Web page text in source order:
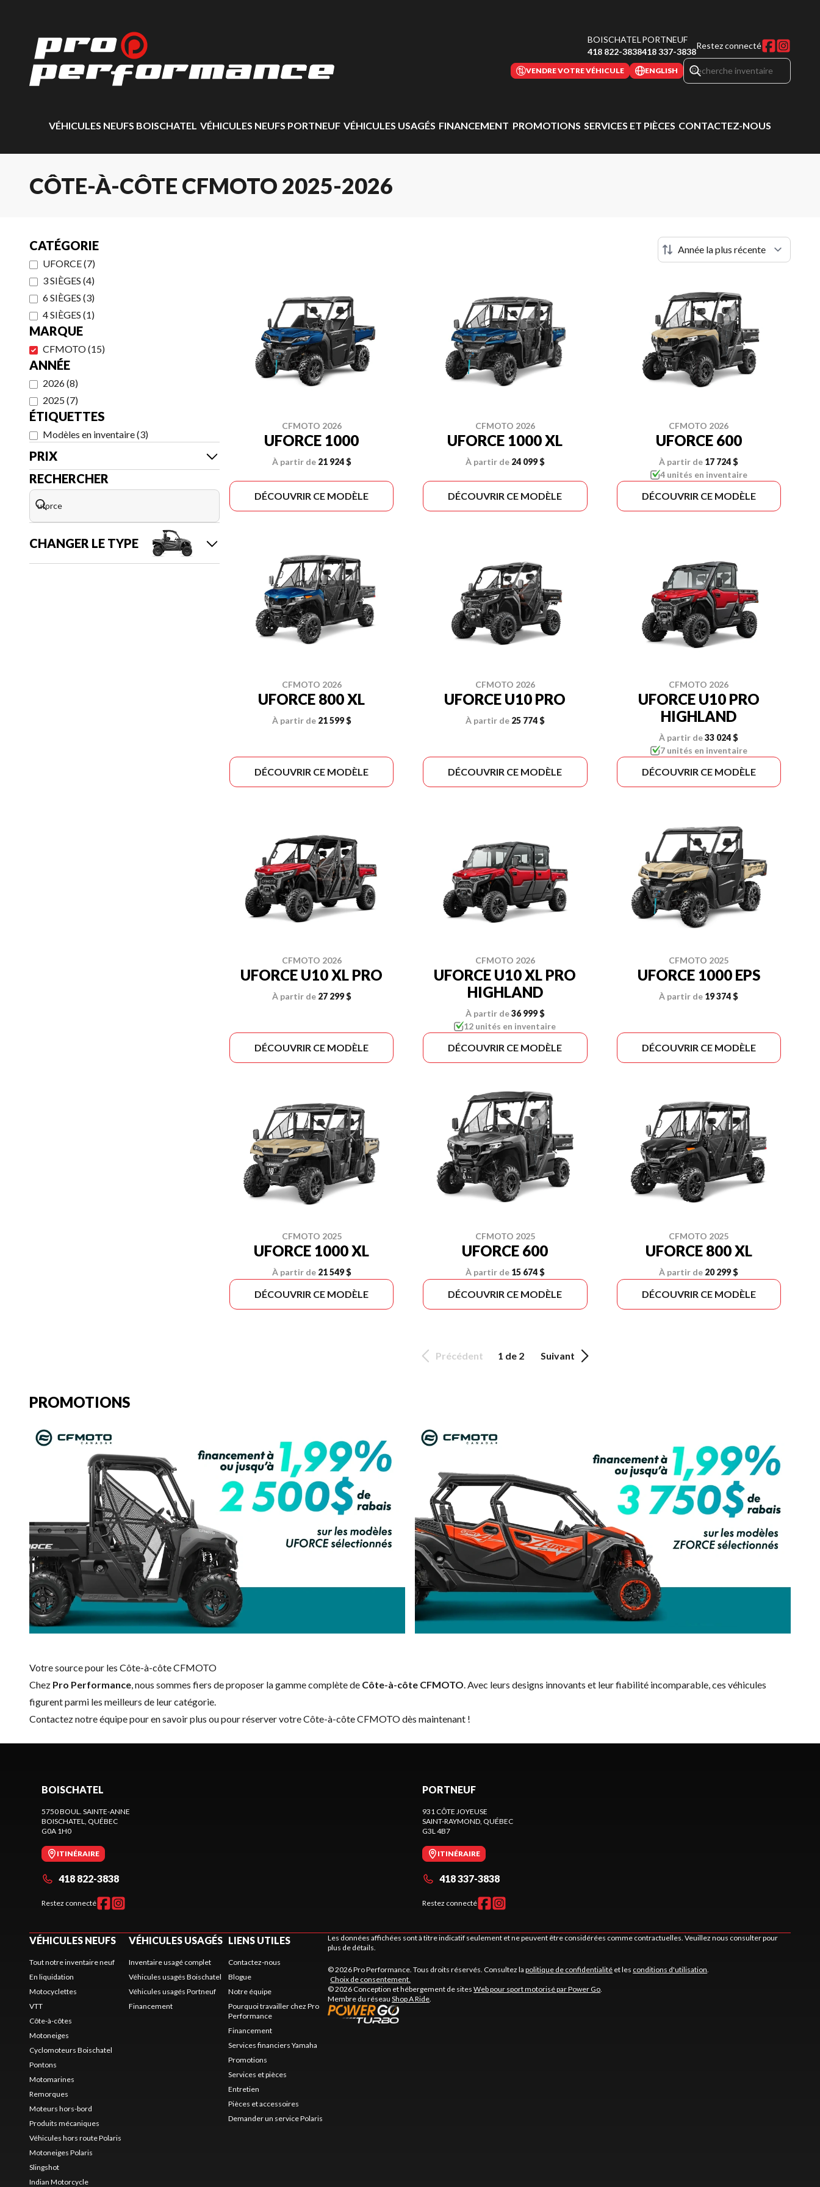
BOISCHATEL
418 822-3838
PORTNEUF
418 337-3838
Restez connecté
VENDRE VOTRE VÉHICULE ENGLISH
VÉHICULES NEUFS BOISCHATEL VÉHICULES NEUFS PORTNEUF VÉHICULES USAGÉS FINANCEMENT PROMOTIONS SERVICES ET PIÈCES CONTACTEZ-NOUS
CÔTE-À-CÔTE CFMOTO 2025-2026
CATÉGORIE
UFORCE(7)
3 SIÈGES (4)
6 SIÈGES (3)
4 SIÈGES (1)
MARQUE
CFMOTO(15)
ANNÉE
2026(8)
2025(7)
ÉTIQUETTES
Modèles en inventaire(3)
PRIX
RECHERCHER
CHANGER LE TYPE
CFMOTO 2026
UFORCE 1000
À partir de 21 924 $
DÉCOUVRIR CE MODÈLE
CFMOTO 2026
UFORCE 1000 XL
À partir de 24 099 $
DÉCOUVRIR CE MODÈLE
CFMOTO 2026
UFORCE 600
À partir de 17 724 $
4 unités en inventaire
DÉCOUVRIR CE MODÈLE
CFMOTO 2026
UFORCE 800 XL
À partir de 21 599 $
DÉCOUVRIR CE MODÈLE
CFMOTO 2026
UFORCE U10 PRO
À partir de 25 774 $
DÉCOUVRIR CE MODÈLE
CFMOTO 2026
UFORCE U10 PRO
HIGHLAND
À partir de33 024 $
7 unités en inventaire
DÉCOUVRIR CE MODÈLE
CFMOTO 2026
UFORCE U10 XL PRO
À partir de 27 299 $
DÉCOUVRIR CE MODÈLE
CFMOTO 2026
UFORCE U10 XL PRO
HIGHLAND
À partir de36 999 $
12 unités en inventaire
DÉCOUVRIR CE MODÈLE
CFMOTO 2025
UFORCE 1000 EPS
À partir de 19 374 $
DÉCOUVRIR CE MODÈLE
CFMOTO 2025
UFORCE 1000 XL
À partir de 21 549 $
DÉCOUVRIR CE MODÈLE
CFMOTO 2025
UFORCE 600
À partir de 15 674 $
DÉCOUVRIR CE MODÈLE
CFMOTO 2025
UFORCE 800 XL
À partir de 20 299 $
DÉCOUVRIR CE MODÈLE
Précédent 1 de 2 Suivant
PROMOTIONS
Votre source pour les Côte-à-côte CFMOTO
Chez Pro Performance, nous sommes fiers de proposer la gamme complète de Côte-à-côte CFMOTO. Avec leurs designs innovants et leur fiabilité incomparable, ces véhicules
figurent parmi les meilleurs de leur catégorie.
Contactez notre équipepour en savoir plus ou pour réserver votre Côte-à-côte CFMOTO dès maintenant !
BOISCHATEL
5750 BOUL. SAINTE-ANNE
BOISCHATEL
, QUÉBEC
G0A 1H0
ITINÉRAIRE
418 822-3838
Restez connecté
PORTNEUF
931 CÔTE JOYEUSE
SAINT-RAYMOND , QUÉBEC
G3L 4B7
ITINÉRAIRE
418 337-3838
Restez connecté
VÉHICULES NEUFS
Tout notre inventaire neuf
En liquidation
Motocyclettes
VTT
Côte-à-côtes
Motoneiges
Cyclomoteurs Boischatel
Pontons
Motomarines
Remorques
Moteurs hors-bord
Produits mécaniques
Véhicules hors route Polaris
Motoneiges Polaris
Slingshot
Indian Motorcycle
VÉHICULES USAGÉS
Inventaire usagé complet
Véhicules usagés Boischatel
Véhicules usagés Portneuf
Financement
LIENS UTILES
Contactez-nous
Blogue
Notre équipe
Pourquoi travailler chez Pro
Performance
Financement
Services financiers Yamaha
Promotions
Services et pièces
Entretien
Pièces et accessoires
Demander un service Polaris
Les données affichées sont à titre indicatif seulement et ne peuvent être considérées comme contractuelles. Veuillez nous consulter pour
plus de détails.
© 2026 Pro Performance. Tous droits réservés. Consultez lapolitique de confidentialité et les conditions d'utilisation
Choix de consentement.
© 2026 Conception et hébergement de sitesWeb pour sport motorisé par Power Go
Membre du réseauShop A Ride